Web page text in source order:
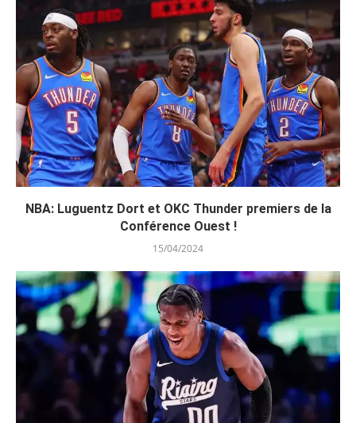
NBA: Luguentz Dort et OKC Thunder premiers de la
Conférence Ouest !
15/04/2024